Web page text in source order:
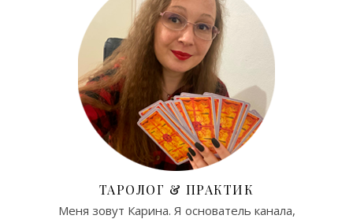
ТАРОЛОГ & ПРАКТИК
Меня зовут Карина. Я основатель канала,